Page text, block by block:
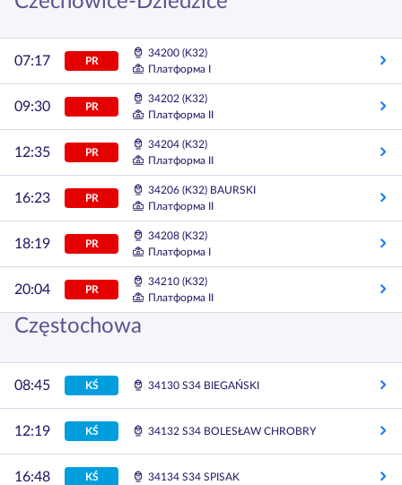
07:17 PR
34200 (K32)
Платформа I
09:30 PR
34202 (K32)
Платформа II
12:35 PR
34204 (K32)
Платформа II
16:23 PR
34206 (K32) BAURSKI
Платформа II
18:19 PR
34208 (K32)
Платформа I
20:04 PR
34210 (K32)
Платформа II
Częstochowa
08:45 KŚ 34130 S34 BIEGAŃSKI
12:19 KŚ 34132 S34 BOLESŁAW CHROBRY
16:48 KŚ 34134 S34 SPISAK